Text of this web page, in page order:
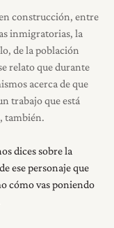
construcción, entre
inmigratorias, la
de la población
relato que durante
acerca de que
trabajo que está
también.
dices sobre la
ese personaje que
cómo vas poniendo